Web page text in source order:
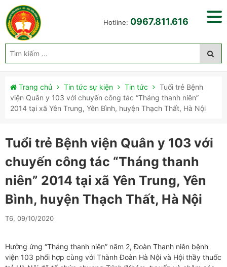
Hotline: 0967.811.616
Trang chủ Tin tức sự kiện Tin tức
Tuổi trẻ Bệnh
viện Quân y 103 với chuyến công tác “Tháng thanh niên”
2014 tại xã Yên Trung, Yên Bình, huyện Thạch Thất, Hà Nội
Tuổi trẻ Bệnh viện Quân y 103 với
chuyến công tác “Tháng thanh
niên” 2014 tại xã Yên Trung, Yên
Bình, huyện Thạch Thất, Hà Nội
T6, 09/10/2020
Hưởng ứng “Tháng thanh niên” năm 2, Đoàn Thanh niên bệnh
viện 103 phối hợp cùng với Thành Đoàn Hà Nội và Hội thầy thuốc